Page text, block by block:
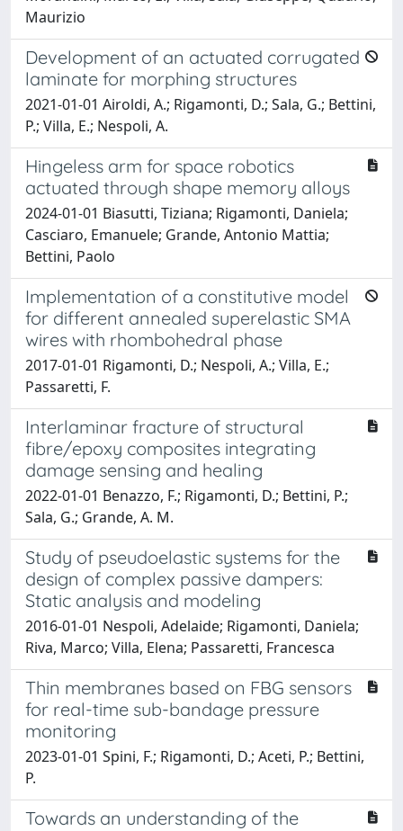
Maurizio
Development of an actuated corrugated
laminate for morphing structures
2021-01-01 Airoldi, A.; Rigamonti, D.; Sala, G.; Bettini,
P.; Villa, E.; Nespoli, A.
Hingeless arm for space robotics
actuated through shape memory alloys
2024-01-01 Biasutti, Tiziana; Rigamonti, Daniela;
Casciaro, Emanuele; Grande, Antonio Mattia;
Bettini, Paolo
Implementation of a constitutive model
for different annealed superelastic SMA
wires with rhombohedral phase
2017-01-01 Rigamonti, D.; Nespoli, A.; Villa, E.;
Passaretti, F.
Interlaminar fracture of structural
fibre/epoxy composites integrating
damage sensing and healing
2022-01-01 Benazzo, F.; Rigamonti, D.; Bettini, P.;
Sala, G.; Grande, A. M.
Study of pseudoelastic systems for the
design of complex passive dampers:
Static analysis and modeling
2016-01-01 Nespoli, Adelaide; Rigamonti, Daniela;
Riva, Marco; Villa, Elena; Passaretti, Francesca
Thin membranes based on FBG sensors
for real-time sub-bandage pressure
monitoring
2023-01-01 Spini, F.; Rigamonti, D.; Aceti, P.; Bettini,
P.
Towards an understanding of the